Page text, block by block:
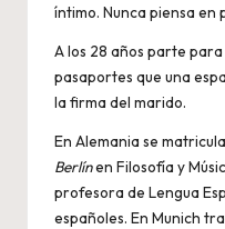
íntimo. Nunca piensa en
A los 28 años parte
pasaportes que una
la firma del marido.
En Alemania se
Berlínen Filosofía y
profesora de Lengua
españoles. En Munich